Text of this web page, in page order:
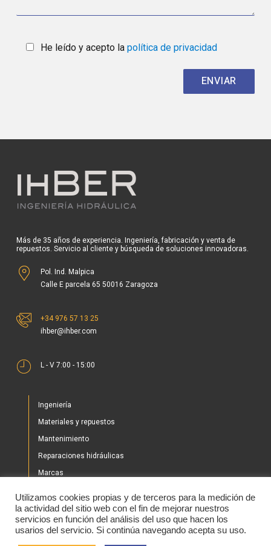
He leído y acepto la política de privacidad
Más de 35 años de experiencia. Ingeniería, fabricación y venta de
repuestos. Servicio al cliente y búsqueda de soluciones innovadoras.
Pol. Ind. Malpica
Calle E parcela 65 50016 Zaragoza
+34 976 57 13 25
ihber@ihber.com
L - V 7:00 - 15:00
Ingeniería
Materiales y repuestos
Mantenimiento
Reparaciones hidráulicas
Marcas
Tienda
Noticias
Utilizamos cookies propias y de terceros para la medición de
la actividad del sitio web con el fin de mejorar nuestros
servicios en función del análisis del uso que hacen los
usarios del servicio. Si continúa navegando acepta su uso.